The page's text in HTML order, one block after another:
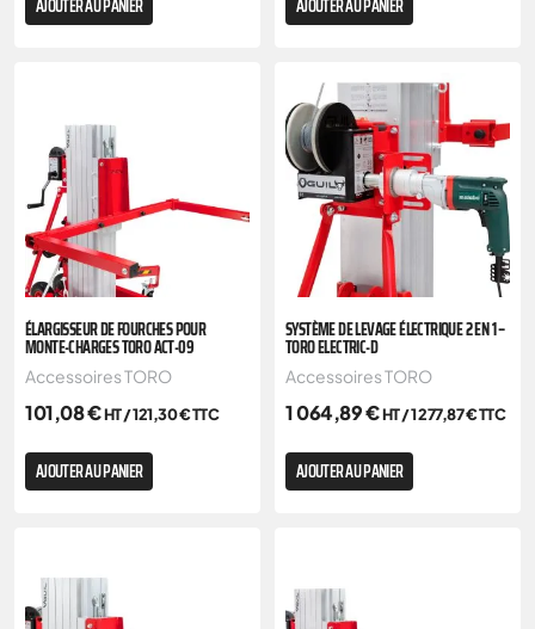
AJOUTER AU PANIER AJOUTER AU PANIER
ÉLARGISSEUR DE FOURCHES POUR
MONTE-CHARGES TORO ACT-09
Accessoires TORO
101,08€HT /121,30€TTC
AJOUTER AU PANIER
SYSTÈME DE LEVAGE ÉLECTRIQUE 2 EN 1 –
TORO ELECTRIC-D
Accessoires TORO
1 064,89€HT /1 277,87€TTC
AJOUTER AU PANIER